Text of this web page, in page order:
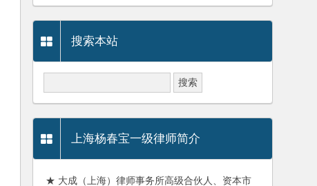
搜索本站
上海杨春宝一级律师简介
★ 大成（上海）律师事务所高级合伙人、资本市